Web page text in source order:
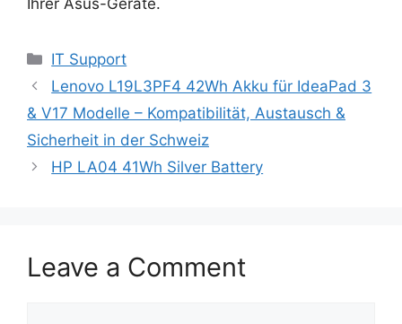
Ihrer Asus-Geräte.
Categories
IT Support
Lenovo L19L3PF4 42Wh Akku für IdeaPad 3
& V17 Modelle – Kompatibilität, Austausch &
Sicherheit in der Schweiz
HP LA04 41Wh Silver Battery
Leave a Comment